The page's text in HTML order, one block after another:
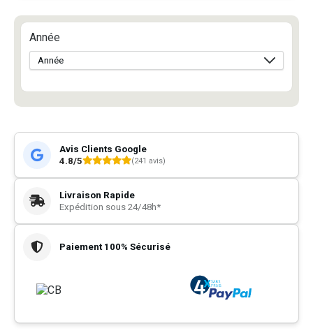
Année
Avis Clients Google
4.8/5
(241 avis)
Livraison Rapide
Expédition sous 24/48h*
Paiement 100% Sécurisé